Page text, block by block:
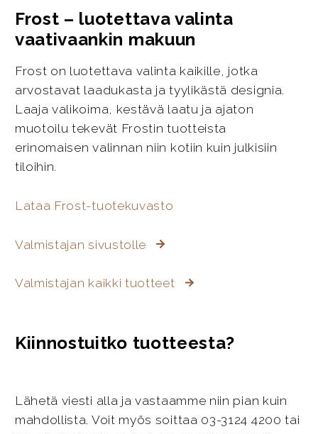
Frost – luotettava valinta
vaativaankin makuun
Frost on luotettava valinta kaikille, jotka
arvostavat laadukasta ja tyylikästä designia.
Laaja valikoima, kestävä laatu ja ajaton
muotoilu tekevät Frostin tuotteista
erinomaisen valinnan niin kotiin kuin julkisiin
tiloihin.
Lataa Frost-tuotekuvasto
Valmistajan sivustolle
Valmistajan kaikki tuotteet
Kiinnostuitko tuotteesta?
Lähetä viesti alla ja vastaamme niin pian kuin
mahdollista. Voit myös soittaa 03-3124 4200 tai